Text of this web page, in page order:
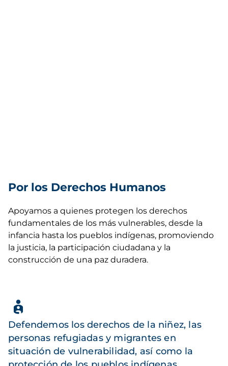
Por los Derechos Humanos
Apoyamos a quienes protegen los derechos
fundamentales de los más vulnerables, desde la
infancia hasta los pueblos indígenas, promoviendo
la justicia, la participación ciudadana y la
construcción de una paz duradera.
Defendemos los derechos de la niñez, las
personas refugiadas y migrantes en
situación de vulnerabilidad, así como la